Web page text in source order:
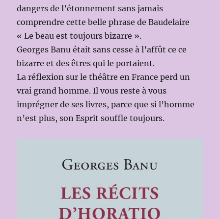
dangers de l’étonnement sans jamais
comprendre cette belle phrase de Baudelaire
« Le beau est toujours bizarre ».
Georges Banu était sans cesse à l’affût ce ce
bizarre et des êtres qui le portaient.
La réflexion sur le théâtre en France perd un
vrai grand homme. Il vous reste à vous
imprégner de ses livres, parce que si l’homme
n’est plus, son Esprit souffle toujours.